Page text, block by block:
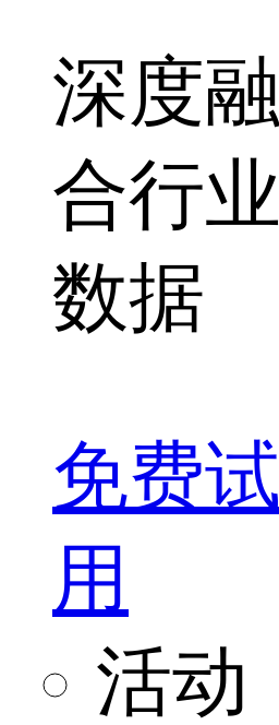
深度融
合行业
数据
免费试
用
活动